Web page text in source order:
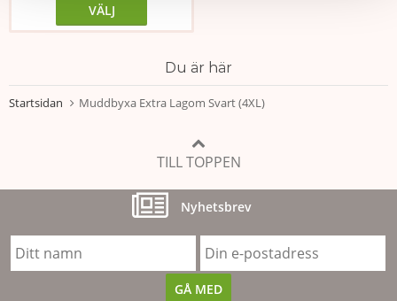
VÄLJ
Du är här
Startsidan Muddbyxa Extra Lagom Svart (4XL)
TILL TOPPEN
Nyhetsbrev